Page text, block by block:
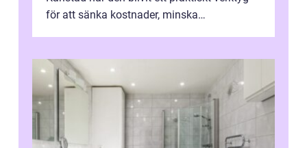
för att sänka kostnader, minska